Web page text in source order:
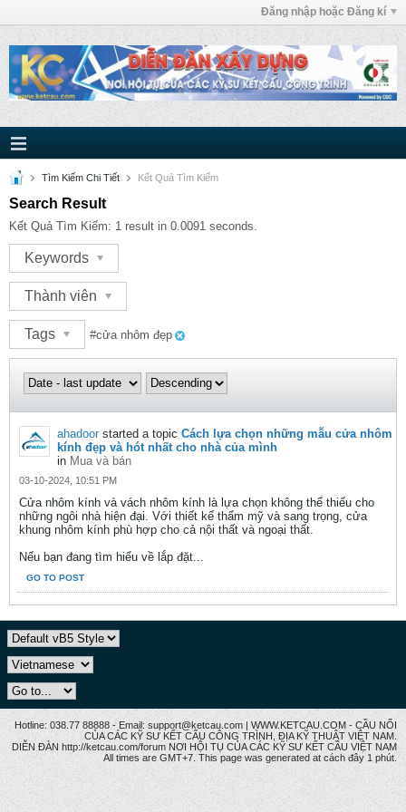
Đăng nhập hoặc Đăng kí
Tìm Kiếm Chi Tiết Kết Quả Tìm Kiếm
Search Result
Kết Quả Tìm Kiếm: 1 result in 0.0091 seconds.
Keywords
Thành viên
Tags #cửa nhôm đẹp
ahadoor started a topic Cách lựa chọn những mẫu cửa nhôm
kính đẹp và hót nhất cho nhà của mình
in Mua và bán
03-10-2024, 10:51 PM
Cửa nhôm kính và vách nhôm kính là lựa chọn không thể thiếu cho
những ngôi nhà hiện đại. Với thiết kế thẩm mỹ và sang trọng, cửa
khung nhôm kính phù hợp cho cả nội thất và ngoại thất.
Nếu bạn đang tìm hiểu về lắp đặt...
GO TO POST
Hotline: 038.77 88888 - Email: support@ketcau.com | WWW.KETCAU.COM - CẦU NỐI
CỦA CÁC KỸ SƯ KẾT CẤU CÔNG TRÌNH, ĐỊA KỸ THUẬT VIỆT NAM.
DIỄN ĐÀN http://ketcau.com/forum NƠI HỘI TỤ CỦA CÁC KỸ SƯ KẾT CÂU VIỆT NAM
All times are GMT+7. This page was generated at cách đây 1 phút.